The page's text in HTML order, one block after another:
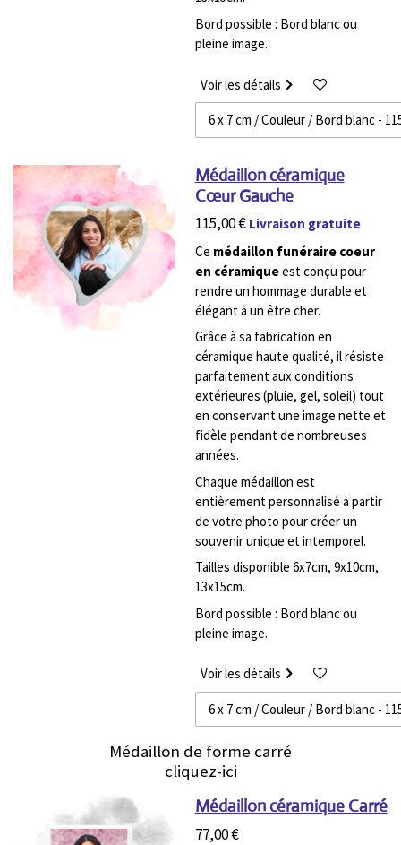
Bord possible : Bord blanc ou
pleine image.
Voir les détails
Médaillon céramique
Cœur Gauche
115,00 € Livraison gratuite
Ce médaillon funéraire coeur
en céramiqueest conçu pour
rendre un hommage durable et
élégant à un être cher.
Grâce à sa fabrication en
céramique haute qualité, il résiste
parfaitement aux conditions
extérieures (pluie, gel, soleil) tout
en conservant une image nette et
fidèle pendant de nombreuses
années.
Chaque médaillon est
entièrement personnalisé à partir
de votre photo pour créer un
souvenir unique et intemporel.
Tailles disponible 6x7cm, 9x10cm,
13x15cm.
Bord possible : Bord blanc ou
pleine image.
Voir les détails
Médaillon de forme carré
cliquez-ici
Médaillon céramique Carré
77,00 €